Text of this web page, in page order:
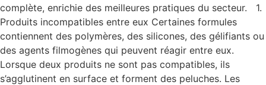
complète, enrichie des meilleures pratiques du secteur. 1.
Produits incompatibles entre eux Certaines formules
contiennent des polymères, des silicones, des gélifiants ou
des agents filmogènes qui peuvent réagir entre eux.
Lorsque deux produits ne sont pas compatibles, ils
s’agglutinent en surface et forment des peluches. Les